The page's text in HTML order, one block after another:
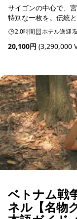
サイゴンの中心で、
特別な一枚を。伝統
2.0時間 ホテル送迎
20,100円 (3,290,000
ベトナム戦
ネル【名物